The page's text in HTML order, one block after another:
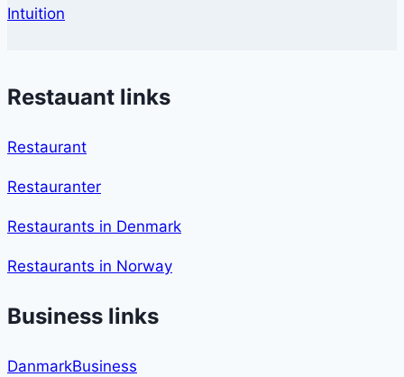
Intuition
Restauant links
Restaurant
Restauranter
Restaurants in Denmark
Restaurants in Norway
Business links
DanmarkBusiness